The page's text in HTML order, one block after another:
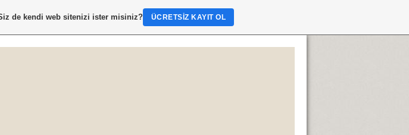
de kendi web sitenizi ister misiniz? ÜCRETSIZ KAYIT OL